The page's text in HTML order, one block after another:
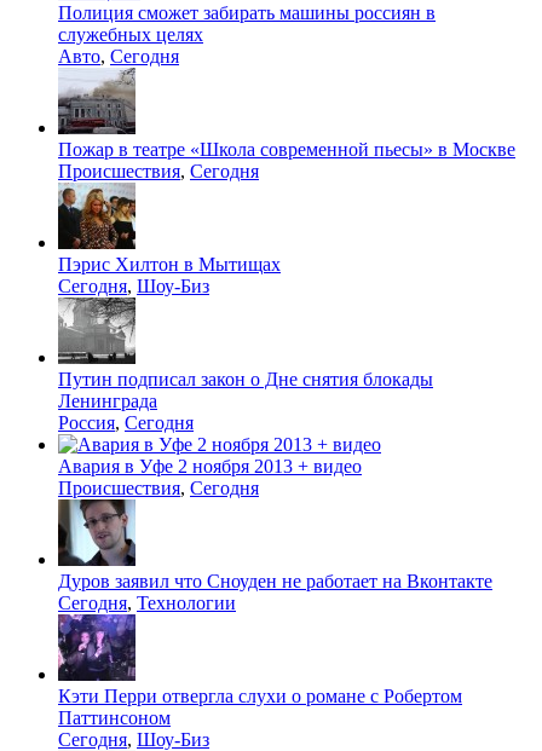
Полиция сможет забирать машины россиян в
служебных целях
Авто, Сегодня
Пожар в театре «Школа современной пьесы» в Москве
Происшествия, Сегодня
Пэрис Хилтон в Мытищах
Сегодня, Шоу-Биз
Путин подписал закон о Дне снятия блокады
Ленинграда
Россия, Сегодня
Авария в Уфе 2 ноября 2013 + видео
Происшествия, Сегодня
Дуров заявил что Сноуден не работает на Вконтакте
Сегодня, Технологии
Кэти Перри отвергла слухи о романе с Робертом
Паттинсоном
Сегодня, Шоу-Биз